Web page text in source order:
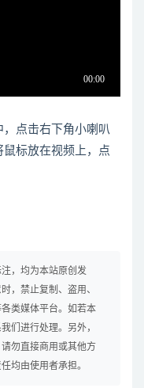
点击右下角小喇叭
鼠标放在视频上，点
，均为本站原创发
，禁止复制、盗用、
类媒体平台。如若本
们进行处理。另外，
勿直接商用或其他方
均由使用者承担。